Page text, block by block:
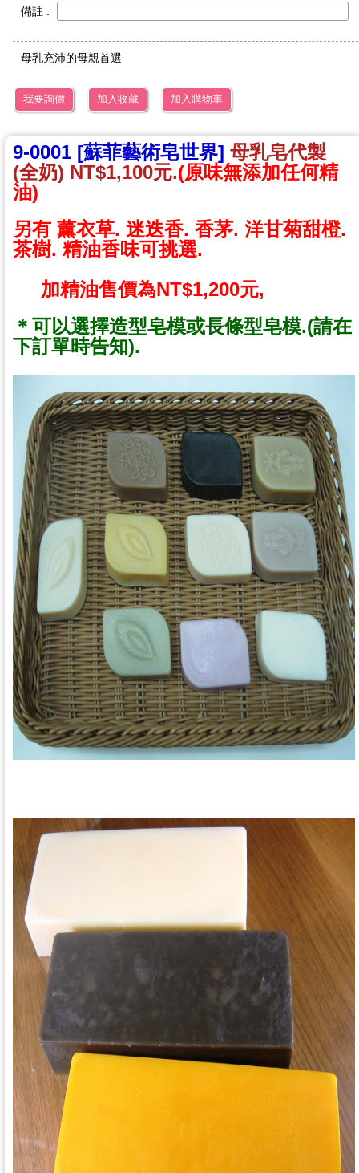
備註 :
母乳充沛的母親首選
我要詢價 加入收藏 加入購物車
9-0001 [蘇菲藝術皂世界] 母乳皂代製
(全奶) NT$1,100元.(原味無添加任何精
油)
另有 薰衣草. 迷迭香. 香茅. 洋甘菊甜橙.
茶樹. 精油香味可挑選.
加精油售價為NT$1,200元,
＊可以選擇造型皂模或長條型皂模.(請在
下訂單時告知).